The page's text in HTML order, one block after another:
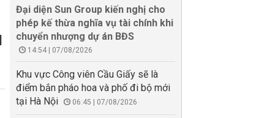
Đại diện Sun Group kiến nghị cho
phép kế thừa nghĩa vụ tài chính khi
chuyển nhượng dự án BĐS
14:54 | 07/08/2026
Khu vực Công viên Cầu Giấy sẽ là
điểm bắn pháo hoa và phố đi bộ mới
tại Hà Nội
06:45 | 07/08/2026